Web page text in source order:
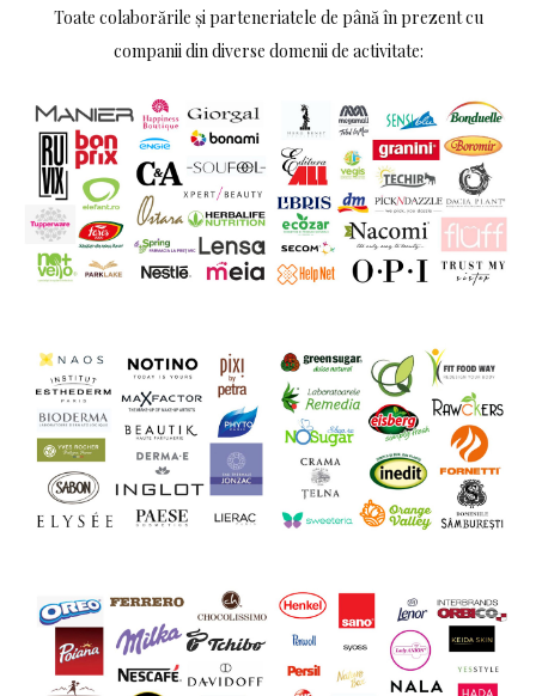
Toate colaborările și parteneriatele de până în prezent cu
companii din diverse domenii de activitate: